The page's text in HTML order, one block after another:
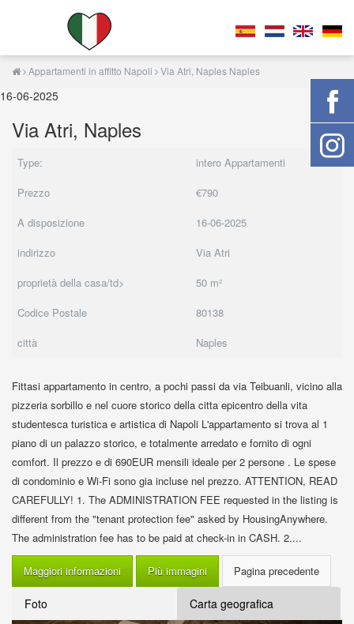
Appartamenti in affitto Napoli Via Atri, Naples Naples
16-06-2025
Via Atri, Naples
Type:
intero Appartamenti
Prezzo
€790
A disposizione
16-06-2025
indirizzo
Via Atri
proprietà della casa/td>
50 m²
Codice Postale
80138
città
Naples
Fittasi appartamento in centro, a pochi passi da via Teibuanli, vicino alla
pizzeria sorbillo e nel cuore storico della citta epicentro della vita
studentesca turistica e artistica di Napoli L'appartamento si trova al 1
piano di un palazzo storico, e totalmente arredato e fornito di ogni
comfort. Il prezzo e di 690EUR mensili ideale per 2 persone . Le spese
di condominio e Wi-Fi sono gia incluse nel prezzo. ATTENTION, READ
CAREFULLY! 1. The ADMINISTRATION FEE requested in the listing is
different from the "tenant protection fee" asked by HousingAnywhere.
The administration fee has to be paid at check-in in CASH. 2....
Maggiori informazioni Più immagini
Foto Carta geografica